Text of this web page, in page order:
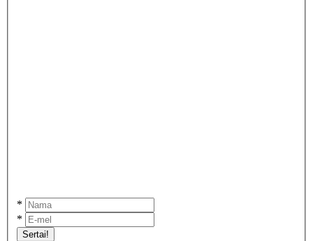
*
*
Sertai!